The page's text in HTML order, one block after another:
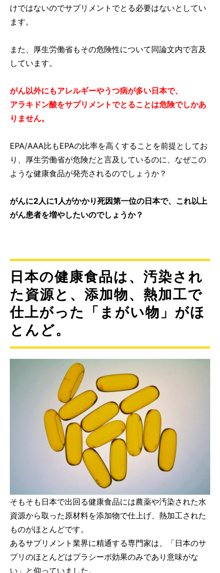
けではないのでサプリメントでとる必要はないとしてい
ます。
また、厚生労働省もその危険性について同論文内で言及
しています。
がん以外にもアレルギーやうつ病が多い日本で、
アラキドン酸をサプリメントでとることは危険でしかあ
りません。
EPA/AAA比もEPAの比率を高くすることを前提としてお
り、厚生労働省が危険だと言及しているのに、なぜこの
ような健康食品が発売されるのでしょうか？
がんに2人に1人がかかり死因第一位の日本で、これ以上
がん患者を増やしたいのでしょうか？
日本の健康食品は、汚染され
た資源と、添加物、熱加工で
仕上がった「まがい物」がほ
とんど。
そもそも日本で出回る健康食品には農薬や汚染された水
資源から取った原材料を添加物で仕上げ、熱加工された
ものがほとんどです。
あるサプリメント業界に精通する専門家は、「日本のサ
プリのほとんどはプラシーボ効果のみであり意味がな
い」と仰っていました。